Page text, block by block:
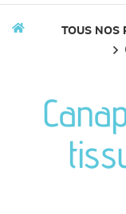
séjours
meubles de
TOUS NOS